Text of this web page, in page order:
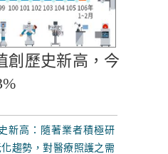
創歷史新高，今
新高：隨著業者積極研
趨勢，對醫療照護之需